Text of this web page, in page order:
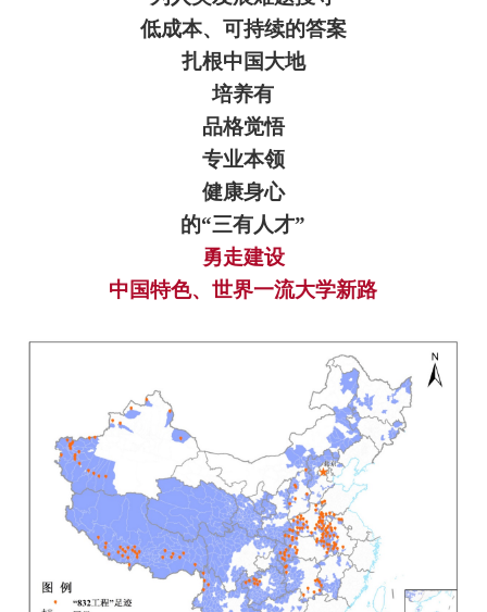
低成本、可持续的答案
扎根中国大地
培养有
品格觉悟
专业本领
健康身心
的“三有人才”
勇走建设
中国特色、世界一流大学新路